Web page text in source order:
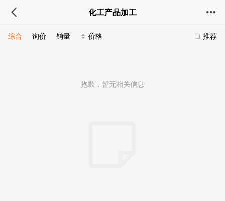
化工产品加工
推荐
综合 询价 销量 价格
抱歉，暂无相关信息